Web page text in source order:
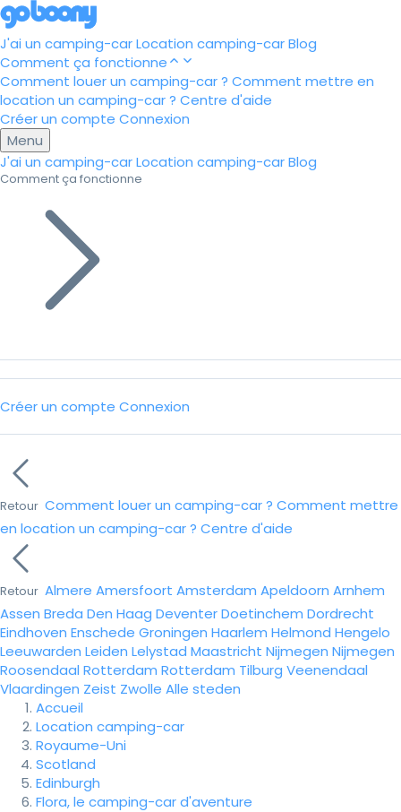
J'ai un camping-carLocation camping-carBlog
Comment ça fonctionne
Comment louer un camping-car ? Comment mettre en
location un camping-car ? Centre d'aide
Créer un compte Connexion
Menu
J'ai un camping-carLocation camping-carBlog
Comment ça fonctionne
Créer un compte Connexion
Retour Comment louer un camping-car ? Comment mettre
en location un camping-car ? Centre d'aide
Retour Almere Amersfoort Amsterdam Apeldoorn Arnhem
Assen Breda Den Haag DeventerDoetinchem Dordrecht
Eindhoven Enschede Groningen Haarlem Helmond Hengelo
Leeuwarden Leiden Lelystad Maastricht Nijmegen Nijmegen
Roosendaal Rotterdam Rotterdam Tilburg Veenendaal
Vlaardingen Zeist Zwolle Alle steden
Accueil
Location camping-car
Royaume-Uni
Scotland
Edinburgh
Flora, le camping-car d'aventure